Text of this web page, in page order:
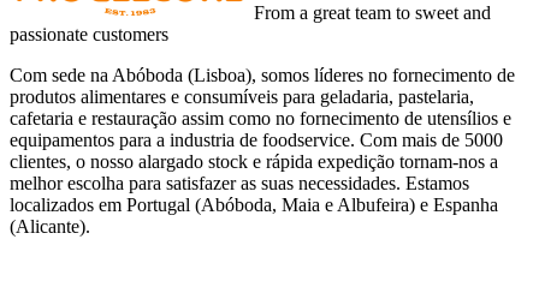
From a great team to sweet and
passionate customers
Com sede na Abóboda (Lisboa), somos líderes no fornecimento de
produtos alimentares e consumíveis para geladaria, pastelaria,
cafetaria e restauração assim como no fornecimento de utensílios e
equipamentos para a industria de foodservice. Com mais de 5000
clientes, o nosso alargado stock e rápida expedição tornam-nos a
melhor escolha para satisfazer as suas necessidades. Estamos
localizados em Portugal (Abóboda, Maia e Albufeira) e Espanha
(Alicante).